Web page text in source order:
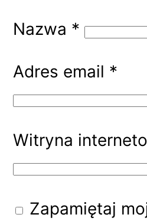
Nazwa *
Adres email *
Witryna
Zapamiętaj